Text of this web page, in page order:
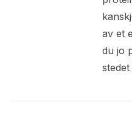
av et
du jo